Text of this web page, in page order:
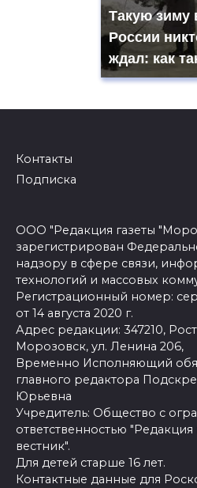
Такую зиму
России
ждал: как
Контакты
Подписка
ООО "Редакция газеты
зарегистрирован
надзору в сфере связи,
технологий и массовых
Регистрационный номер:
от 14 августа 2020 г.
Адрес редакции: 347210,
Морозовск, ул. Ленина 206,
Временно Исполняющий
главного редактора
Юрьевна
Учредитель: Общество с
ответственностью
вестник".
Для детей старше 16 лет.
Контактные данные для